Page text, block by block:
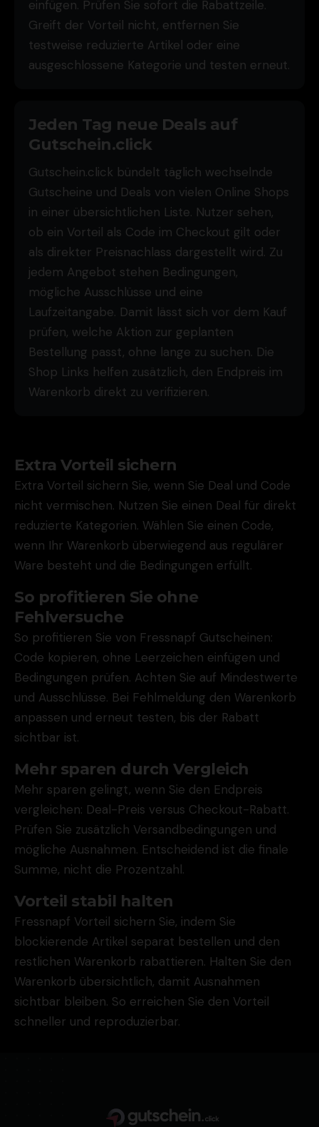
einfügen. Prüfen Sie sofort die Rabattzeile.
Greift der Vorteil nicht, entfernen Sie
testweise reduzierte Artikel oder eine
ausgeschlossene Kategorie und testen erneut.
Jeden Tag neue Deals auf
Gutschein.click
Gutschein.click bündelt täglich wechselnde
Gutscheine und Deals von vielen Online Shops
in einer übersichtlichen Liste. Nutzer sehen,
ob ein Vorteil als Code im Checkout gilt oder
als direkter Preisnachlass dargestellt wird. Zu
jedem Angebot stehen Bedingungen,
mögliche Ausschlüsse und eine
Laufzeitangabe. Damit lässt sich vor dem Kauf
prüfen, welche Aktion zur geplanten
Bestellung passt, ohne lange zu suchen. Die
Shop Links helfen zusätzlich, den Endpreis im
Warenkorb direkt zu verifizieren.
Extra Vorteil sichern
Extra Vorteil sichern Sie, wenn Sie Deal und Code
nicht vermischen. Nutzen Sie einen Deal für direkt
reduzierte Kategorien. Wählen Sie einen Code,
wenn Ihr Warenkorb überwiegend aus regulärer
Ware besteht und die Bedingungen erfüllt.
So profitieren Sie ohne
Fehlversuche
So profitieren Sie von Fressnapf Gutscheinen:
Code kopieren, ohne Leerzeichen einfügen und
Bedingungen prüfen. Achten Sie auf Mindestwerte
und Ausschlüsse. Bei Fehlmeldung den Warenkorb
anpassen und erneut testen, bis der Rabatt
sichtbar ist.
Mehr sparen durch Vergleich
Mehr sparen gelingt, wenn Sie den Endpreis
vergleichen: Deal-Preis versus Checkout-Rabatt.
Prüfen Sie zusätzlich Versandbedingungen und
mögliche Ausnahmen. Entscheidend ist die finale
Summe, nicht die Prozentzahl.
Vorteil stabil halten
Fressnapf Vorteil sichern Sie, indem Sie
blockierende Artikel separat bestellen und den
restlichen Warenkorb rabattieren. Halten Sie den
Warenkorb übersichtlich, damit Ausnahmen
sichtbar bleiben. So erreichen Sie den Vorteil
schneller und reproduzierbar.